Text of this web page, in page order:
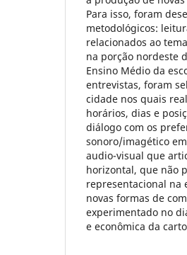
Para isso, foram
metodológicos:
relacionados ao
na porção nordeste
Ensino Médio da
entrevistas, foram
cidade nos quais
horários, dias e
diálogo com os
sonoro/imagético
audio-visual que
horizontal, que não
representacional na
novas formas de
experimentado no
e econômica da